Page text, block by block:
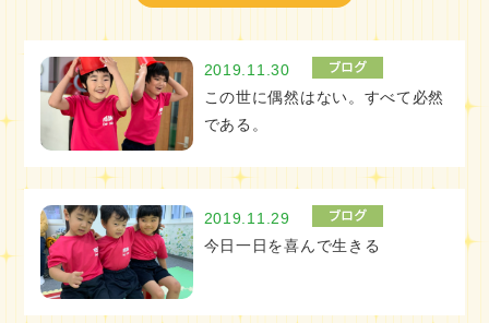
2019.11.30
この世に偶然はない。すべて必然
である。
2019.11.29
今日一日を喜んで生きる